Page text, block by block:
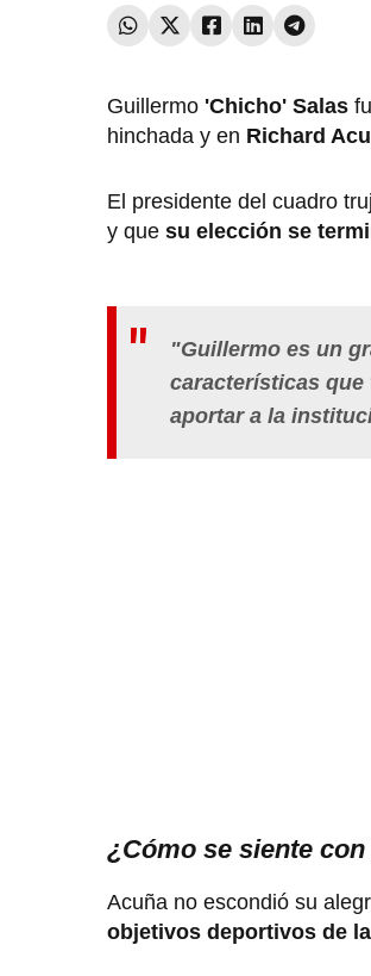
Guillermo 'Chicho' Salas
hinchada y en Richard
El presidente del cuadro
y que su elección se
"Guillermo es un
características que
aportar a la
¿Cómo se siente
Acuña no escondió su
objetivos deportivos de